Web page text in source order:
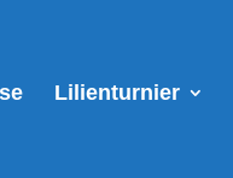
Lilienturnier